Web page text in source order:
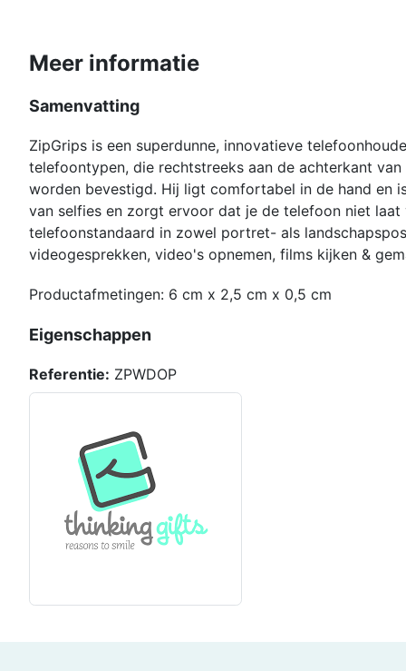
Meer informatie
Samenvatting
ZipGrips is een superdunne, innovatieve
telefoontypen, die rechtstreeks aan de achterkant
worden bevestigd. Hij ligt comfortabel in de hand en
van selfies en zorgt ervoor dat je de telefoon niet
telefoonstandaard in zowel portret- als
videogesprekken, video's opnemen, films kijken &
Productafmetingen: 6 cm x 2,5 cm x 0,5 cm
Eigenschappen
Referentie: ZPWDOP